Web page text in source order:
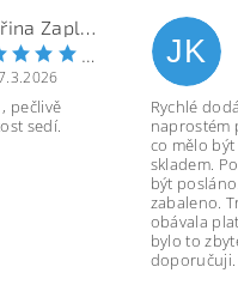
Jiřina Zapletalová
pečlivě
sedí.
JK
Rychlé
naprostém
co mělo
skladem.
být
zabaleno.
obávala
bylo to
doporučuji.